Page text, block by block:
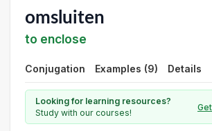
omsluiten
to enclose
Conjugation Examples (9) Details
Looking for learning resources?
Study with our courses!